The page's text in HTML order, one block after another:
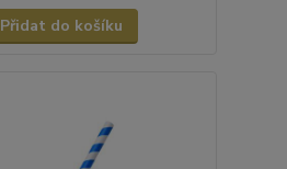
Přidat do košíku